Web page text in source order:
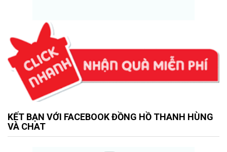
KẾT BẠN VỚI FACEBOOK ĐỒNG HỒ THANH HÙNG
VÀ CHAT